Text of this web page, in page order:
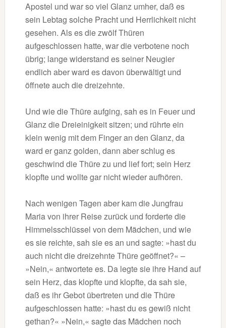
Apostel und war so viel Glanz umher, daß es
sein Lebtag solche Pracht und Herrlichkeit nicht
gesehen. Als es die zwölf Thüren
aufgeschlossen hatte, war die verbotene noch
übrig; lange widerstand es seiner Neugier
endlich aber ward es davon überwältigt und
öffnete auch die dreizehnte.
Und wie die Thüre aufging, sah es in Feuer und
Glanz die Dreieinigkeit sitzen; und rührte ein
klein wenig mit dem Finger an den Glanz, da
ward er ganz golden, dann aber schlug es
geschwind die Thüre zu und lief fort; sein Herz
klopfte und wollte gar nicht wieder aufhören.
Nach wenigen Tagen aber kam die Jungfrau
Maria von ihrer Reise zurück und forderte die
Himmelsschlüssel von dem Mädchen, und wie
es sie reichte, sah sie es an und sagte: »hast du
auch nicht die dreizehnte Thüre geöffnet?« –
»Nein,« antwortete es. Da legte sie ihre Hand auf
sein Herz, das klopfte und klopfte, da sah sie,
daß es ihr Gebot übertreten und die Thüre
aufgeschlossen hatte: »hast du es gewiß nicht
gethan?« »Nein,« sagte das Mädchen noch